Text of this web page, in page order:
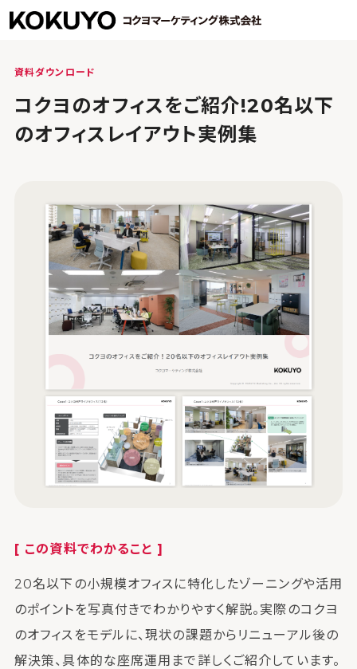
資料ダウンロード
コクヨのオフィスをご紹介!20名以下
のオフィスレイアウト実例集
[ この資料でわかること ]
20名以下の小規模オフィスに特化したゾーニングや活用
のポイントを写真付きでわかりやすく解説。実際のコクヨ
のオフィスをモデルに、現状の課題からリニューアル後の
解決策、具体的な座席運用まで詳しくご紹介しています。